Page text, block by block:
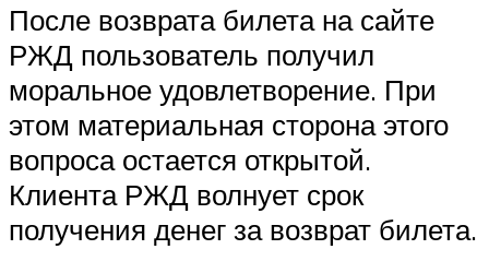
После возврата билета на сайте
РЖД пользователь получил
моральное удовлетворение. При
этом материальная сторона этого
вопроса остается открытой.
Клиента РЖД волнует срок
получения денег за возврат билета.